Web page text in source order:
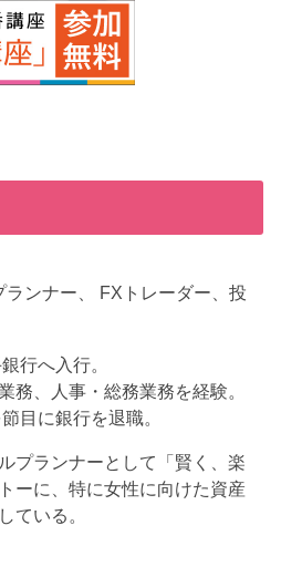
ンナー、 FXトレーダー、投
行へ入行。
務、人事・総務業務を経験。
目に銀行を退職。
プランナーとして「賢く、楽
ーに、特に女性に向けた資産
ている。